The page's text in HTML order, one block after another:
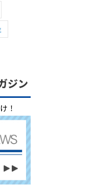
ジン
！